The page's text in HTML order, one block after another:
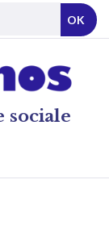
sociale
OK